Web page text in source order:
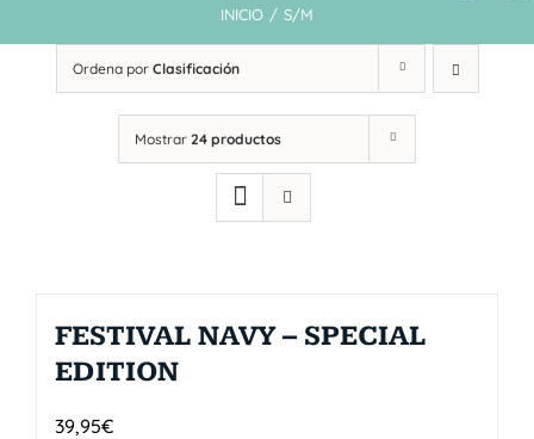
INICIO / S/M
Ordena por Clasificación
Mostrar 24 productos
FESTIVAL NAVY – SPECIAL
EDITION
39,95€